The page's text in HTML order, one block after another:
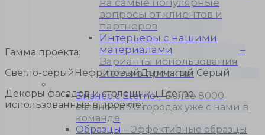
на самые популярные
вопросы от клиентов и
партнеров
Интерьеры с нашими
материалами
–
Варианты использования
Eterno в проектах
Бизнес с Eternо–Более 8000
салонов в 70 городах уже с нами в
команде
Образцы – Эффективные образцы
Гамма проекта:
Светло-серый НефритовыйДымчатый Серый
Декоры фасадов и столешниц Eterno,
использованные в проекте: